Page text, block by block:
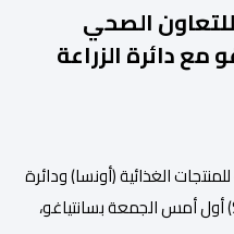
الصحي
مع دائرة الزراعة
الغذائية (أونسا) ودائرة
الزراعة والتربية الحيوانية بالشيلي (SAG) أول أمس الجمعة بسانتياغو،